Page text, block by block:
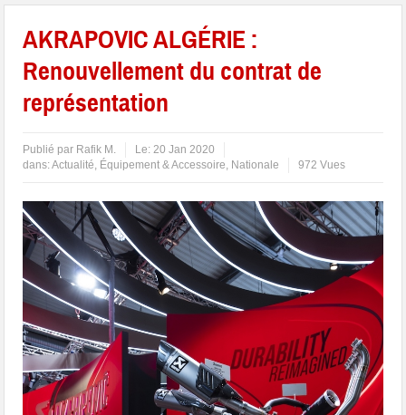
AKRAPOVIC ALGÉRIE :
Renouvellement du contrat de
représentation
Publié par Rafik M. Le:20 Jan 2020
dans:Actualité, Équipement & Accessoire, Nationale 972 Vues